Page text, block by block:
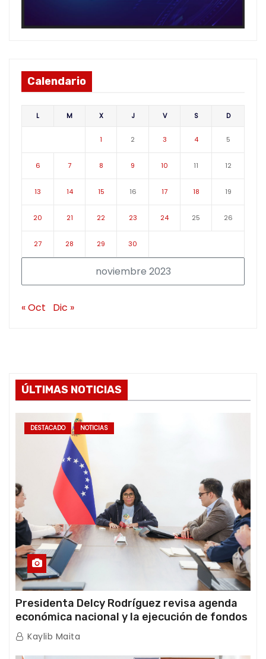
Calendario
noviembre 2023
L M X J V S D
1 2 3 4 5
6 7 8 9 10 11 12
13 14 15 16 17 18 19
20 21 22 23 24 25 26
27 28 29 30
« Oct Dic »
ÚLTIMAS NOTICIAS
DESTACADO NOTICIAS
Presidenta Delcy Rodríguez revisa agenda
económica nacional y la ejecución de fondos
de emergencia post-sismos
Kaylib Maita